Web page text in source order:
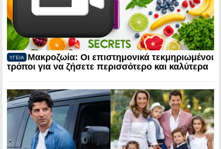
ΥΓΕΙΑ
Μακροζωία: Οι επιστημονικά τεκμηριωμένοι
τρόποι για να ζήσετε περισσότερο και καλύτερα